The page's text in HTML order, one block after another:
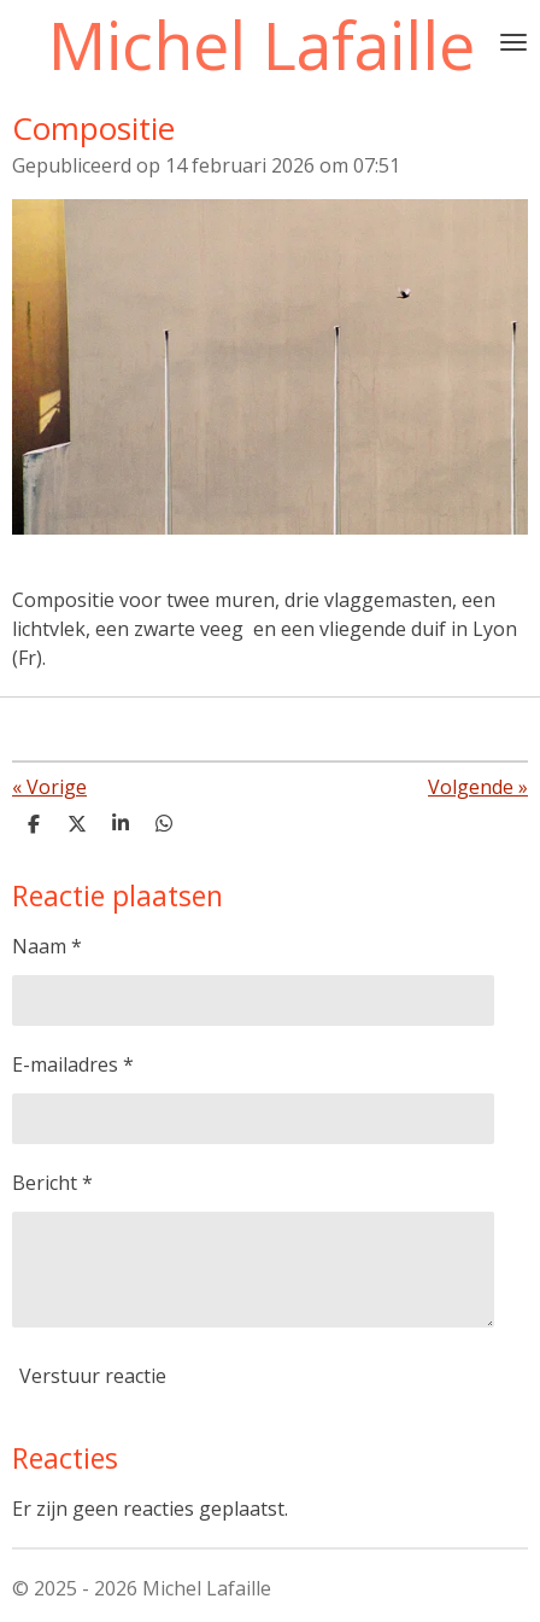
hoofdinhoud
Michel Lafaille
Compositie
Gepubliceerd op 14 februari 2026 om 07:51
Compositie voor twee muren, drie vlaggemasten, een
lichtvlek, een zwarte veeg en een vliegende duif in Lyon
(Fr).
«Vorige Volgende »
D
e
n
D
l
S
r
e
D
e
n
Reactie plaatsen
Naam *
E-mailadres *
Bericht *
Verstuur reactie
Reacties
Er zijn geen reacties geplaatst.
© 2025 - 2026 Michel Lafaille